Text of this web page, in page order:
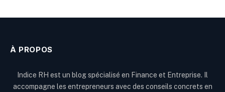
À PROPOS
Indice RH est un blog spécialisé en Finance et Entreprise. Il
accompagne les entrepreneurs avec des conseils concrets en